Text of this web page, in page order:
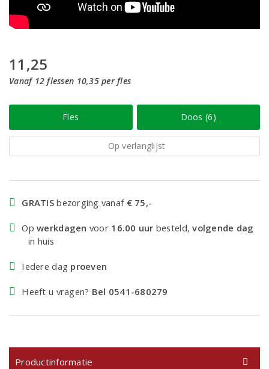
11,25
Vanaf 12 flessen 10,35 per fles
Fles Doos (6)
Op verlanglijst
GRATIS bezorging vanaf € 75,-
Opwerkdagen voor 16.00 uur besteld,volgende dag
in huis
Iedere dag proeven
Heeft u vragen? Bel 0541-680279
Productinformatie